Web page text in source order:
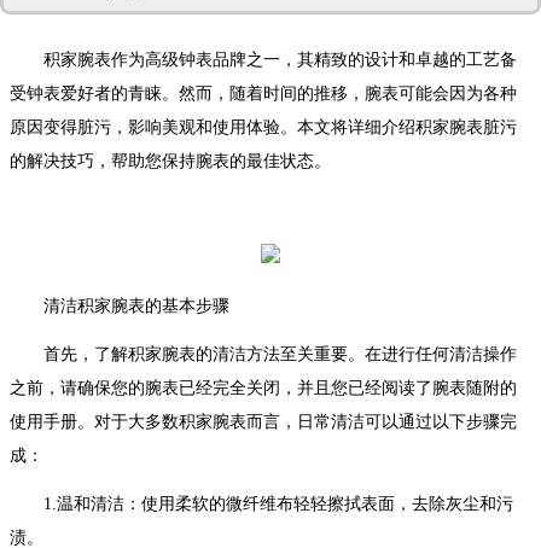
积家腕表作为高级钟表品牌之一，其精致的设计和卓越的工艺备
受钟表爱好者的青睐。然而，随着时间的推移，腕表可能会因为各种
原因变得脏污，影响美观和使用体验。本文将详细介绍积家腕表脏污
的解决技巧，帮助您保持腕表的最佳状态。
清洁积家腕表的基本步骤
首先，了解积家腕表的清洁方法至关重要。在进行任何清洁操作
之前，请确保您的腕表已经完全关闭，并且您已经阅读了腕表随附的
使用手册。对于大多数积家腕表而言，日常清洁可以通过以下步骤完
成：
1.温和清洁：使用柔软的微纤维布轻轻擦拭表面，去除灰尘和污
渍。